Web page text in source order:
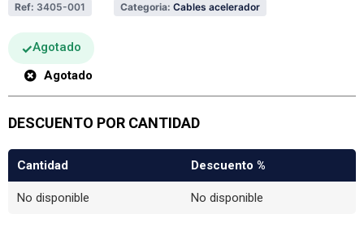
Ref: 3405-001 Categoria: Cables acelerador
Agotado
Agotado
DESCUENTO POR CANTIDAD
Cantidad Descuento %
No disponible No disponible